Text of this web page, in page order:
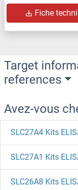
Fiche
Target
references
Avez-vous
SLC27A4 Kits
SLC27A1 Kits
SLC26A8 Kits